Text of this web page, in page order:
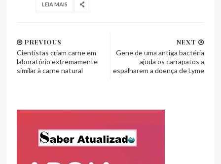
LEIA MAIS
NEXT
Gene de uma antiga bactéria
ajuda os carrapatos a
espalharem a doença de Lyme
PREVIOUS
Cientistas criam carne em
laboratório extremamente
similar à carne natural